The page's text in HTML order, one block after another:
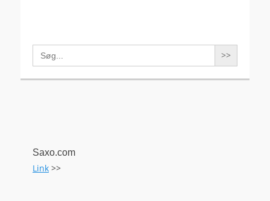
Search
for:
Saxo.com
Link >>